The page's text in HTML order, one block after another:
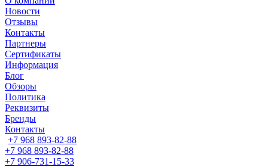
Новости
Отзывы
Контакты
Партнеры
Сертификаты
Информация
Блог
Обзоры
Политика
Реквизиты
Бренды
Контакты
+7 968 893-82-88
+7 968 893-82-88
+7 906-731-15-33